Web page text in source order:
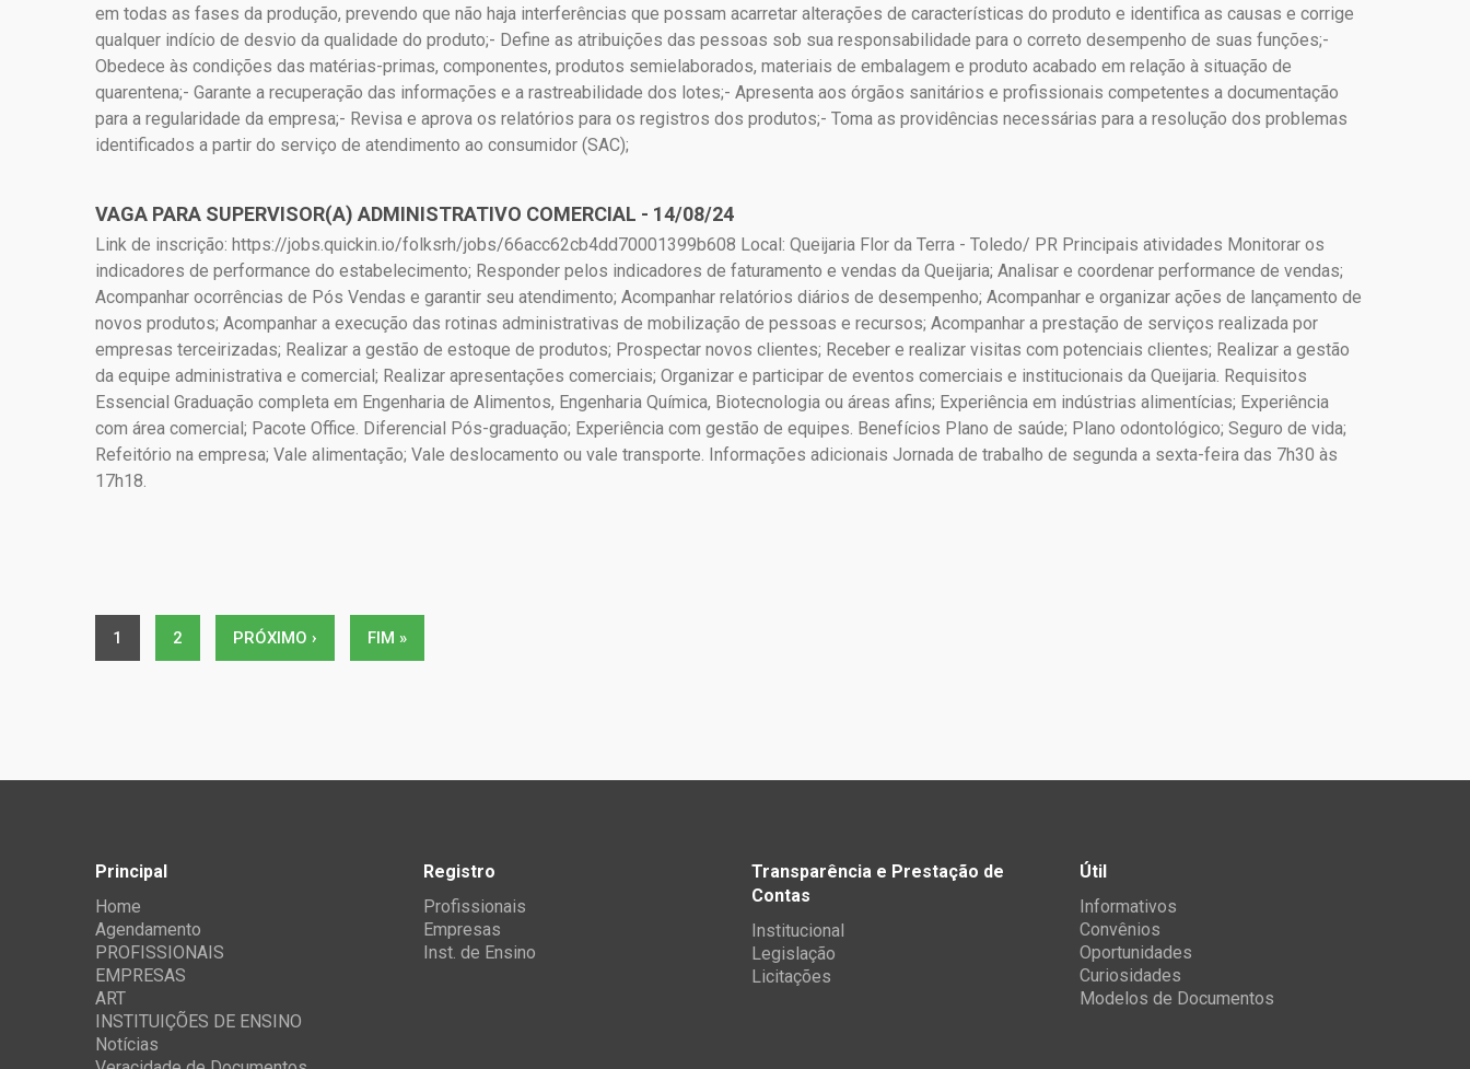
em todas as fases da produção, prevendo que não haja interferências que possam acarretar alterações de características do produto e identifica as causas e corrige
qualquer indício de desvio da qualidade do produto;- Define as atribuições das pessoas sob sua responsabilidade para o correto desempenho de suas funções;-
Obedece às condições das matérias-primas, componentes, produtos semielaborados, materiais de embalagem e produto acabado em relação à situação de
quarentena;- Garante a recuperação das informações e a rastreabilidade dos lotes;- Apresenta aos órgãos sanitários e profissionais competentes a documentação
para a regularidade da empresa;- Revisa e aprova os relatórios para os registros dos produtos;- Toma as providências necessárias para a resolução dos problemas
identificados a partir do serviço de atendimento ao consumidor (SAC);
VAGA PARA SUPERVISOR(A) ADMINISTRATIVO COMERCIAL - 14/08/24
Link de inscrição: https://jobs.quickin.io/folksrh/jobs/66acc62cb4dd70001399b608 Local: Queijaria Flor da Terra - Toledo/ PR Principais atividades Monitorar os
indicadores de performance do estabelecimento; Responder pelos indicadores de faturamento e vendas da Queijaria; Analisar e coordenar performance de vendas;
Acompanhar ocorrências de Pós Vendas e garantir seu atendimento; Acompanhar relatórios diários de desempenho; Acompanhar e organizar ações de lançamento de
novos produtos; Acompanhar a execução das rotinas administrativas de mobilização de pessoas e recursos; Acompanhar a prestação de serviços realizada por
empresas terceirizadas; Realizar a gestão de estoque de produtos; Prospectar novos clientes; Receber e realizar visitas com potenciais clientes; Realizar a gestão
da equipe administrativa e comercial; Realizar apresentações comerciais; Organizar e participar de eventos comerciais e institucionais da Queijaria. Requisitos
Essencial Graduação completa em Engenharia de Alimentos, Engenharia Química, Biotecnologia ou áreas afins; Experiência em indústrias alimentícias; Experiência
com área comercial; Pacote Office. Diferencial Pós-graduação; Experiência com gestão de equipes. Benefícios Plano de saúde; Plano odontológico; Seguro de vida;
Refeitório na empresa; Vale alimentação; Vale deslocamento ou vale transporte. Informações adicionais Jornada de trabalho de segunda a sexta-feira das 7h30 às
17h18.
1 2 PRÓXIMO › FIM »
Principal
Home
Agendamento
PROFISSIONAIS
EMPRESAS
ART
INSTITUIÇÕES DE ENSINO
Notícias
Registro
Profissionais
Empresas
Inst. de Ensino
Transparência e Prestação de
Contas
Institucional
Legislação
Licitações
Útil
Informativos
Convênios
Oportunidades
Curiosidades
Modelos de Documentos